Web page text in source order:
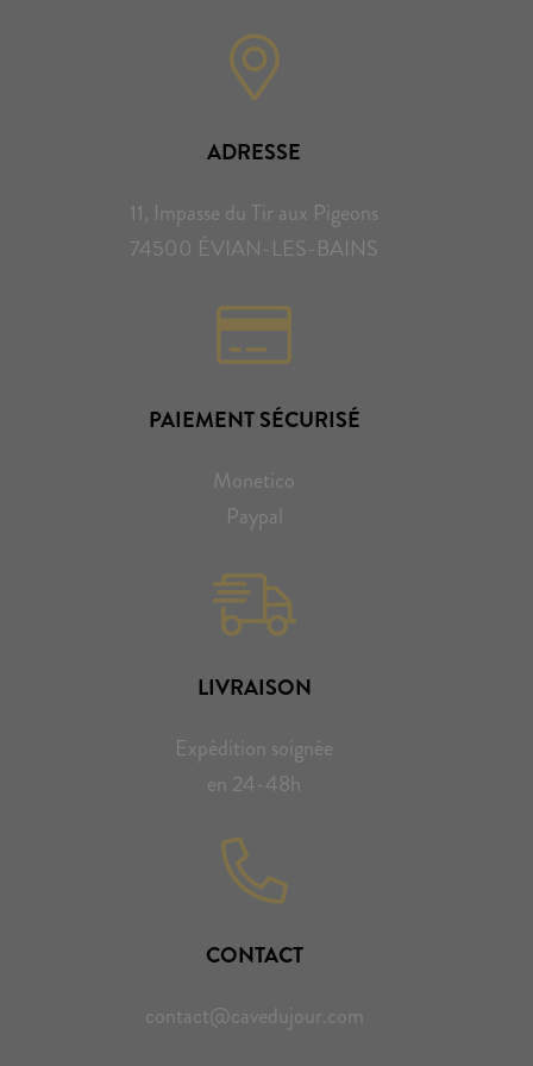
ADRESSE
11, Impasse du Tir aux Pigeons
74500 ÉVIAN-LES-BAINS
PAIEMENT SÉCURISÉ
Monetico
Paypal
LIVRAISON
Expédition soignée
en 24-48h
CONTACT
contact@cavedujour.com